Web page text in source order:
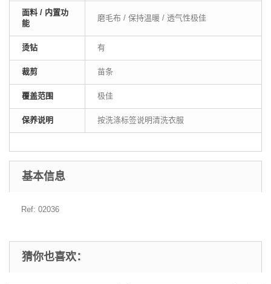
面料 / 内置功
能
磨毛布 / 保持温暖 / 透气性极佳
烫钻 有
裁剪 苗条
覆盖范围 极佳
保养说明 按洗涤标签说明清洗衣服
基本信息
Ref: 02036
猜你也喜欢：